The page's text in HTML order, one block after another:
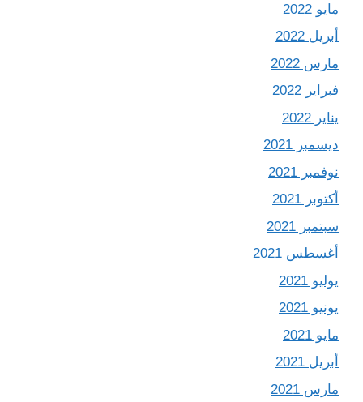
مايو 2022
أبريل 2022
مارس 2022
فبراير 2022
يناير 2022
ديسمبر 2021
نوفمبر 2021
أكتوبر 2021
سبتمبر 2021
أغسطس 2021
يوليو 2021
يونيو 2021
مايو 2021
أبريل 2021
مارس 2021